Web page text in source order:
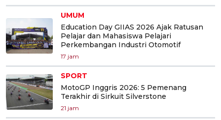
UMUM
Education Day GIIAS 2026 Ajak Ratusan
Pelajar dan Mahasiswa Pelajari
Perkembangan Industri Otomotif
17 jam
SPORT
MotoGP Inggris 2026: 5 Pemenang
Terakhir di Sirkuit Silverstone
21 jam